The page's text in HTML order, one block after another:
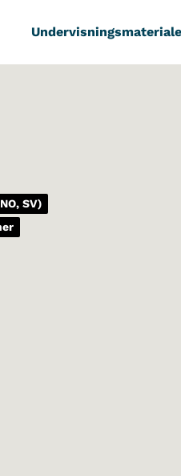
Undervisningsmateriale
SV)